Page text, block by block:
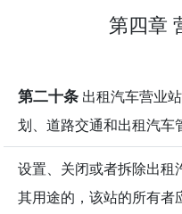
第四章
第二十条 出租汽车营业
划、道路交通和出租汽车
设置、关闭或者拆除出租
其用途的，该站的所有者